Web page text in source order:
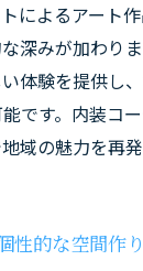
によるアート
深みが加わり
体験を提供し
です。内装コ
域の魅力を再
性的な空間作り